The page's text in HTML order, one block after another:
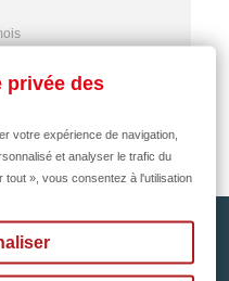

privée des
votre expérience de navigation,
et analyser le trafic du
tout », vous consentez à l'utilisation